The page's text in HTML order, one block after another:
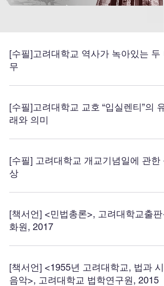
[수필]고려대학교 역사가 녹아있는 두
무
[수필]고려대학교 교호 “입실렌티”의 유
래와 의미
[수필] 고려대학교 개교기념일에 관한
상
[책서언] <민법총론>, 고려대학교출판
화원, 2017
[책서언] <1955년 고려대학교, 법과 시
음악>, 고려대학교 법학연구원, 2015